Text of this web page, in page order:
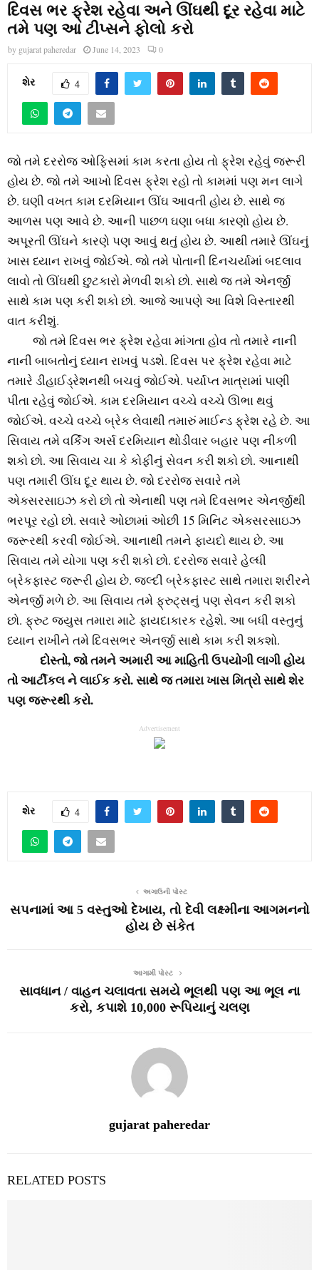
દિવસ ભર ફ્રેશ રહેવા અને ઊંઘથી દૂર રહેવા માટે
તમે પણ આ ટીપ્સને ફોલો કરો
by gujarat paheredar June 14, 2023 0
શેર 4
જો તમે દરરોજ ઓફિસમાં કામ કરતા હોય તો ફ્રેશ રહેવું જરૂરી
હોય છે. જો તમે આખો દિવસ ફ્રેશ રહો તો કામમાં પણ મન લાગે
છે. ઘણી વખત કામ દરમિયાન ઊંઘ આવતી હોય છે. સાથે જ
આળસ પણ આવે છે. આની પાછળ ઘણા બધા કારણો હોય છે.
અપૂરતી ઊંઘને કારણે પણ આવું થતું હોય છે. આથી તમારે ઊંઘનું
ખાસ ધ્યાન રાખવું જોઈએ. જો તમે પોતાની દિનચર્યામાં બદલાવ
લાવો તો ઊંઘથી છુટકારો મેળવી શકો છો. સાથે જ તમે એનર્જી
સાથે કામ પણ કરી શકો છો. આજે આપણે આ વિશે વિસ્તારથી
વાત કરીશું.
‌‌‌‌‌ જો‌ ‌તમે દિવસ ભર ફ્રેશ રહેવા માંગતા હોવ તો તમારે નાની
નાની બાબતોનું ધ્યાન રાખવું પડશે. દિવસ પર ફ્રેશ રહેવા માટે
તમારે ડીહાઈડ્રેશનથી બચવું જોઈએ. પર્યાપ્ત માત્રામાં પાણી
પીતા રહેવું જોઈએ. કામ દરમિયાન વચ્ચે વચ્ચે ઊભા થવું
જોઈએ. વચ્ચે વચ્ચે બ્રેક લેવાથી તમારું માઈન્ડ ફ્રેશ રહે છે. આ
સિવાય તમે વર્કિંગ અર્સ દરમિયાન થોડીવાર બહાર પણ નીકળી
શકો છો. આ સિવાય ચા કે કોફીનું સેવન કરી શકો છો. આનાથી
પણ તમારી ઊંઘ દૂર થાય છે. જો દરરોજ સવારે તમે
એક્સરસાઇઝ કરો છો તો એનાથી પણ તમે દિવસભર એનર્જીથી
ભરપૂર રહો છો. સવારે ઓછામાં ઓછી 15 મિનિટ એક્સરસાઇઝ
જરૂરથી કરવી જોઈએ. આનાથી તમને ફાયદો થાય છે. આ
સિવાય તમે યોગા પણ કરી શકો છો. દરરોજ સવારે હેલ્ધી
બ્રેકફાસ્ટ જરૂરી હોય છે. જલ્દી બ્રેકફાસ્ટ સાથે તમારા શરીરને
એનર્જી મળે છે. આ સિવાય તમે ફ્રુટ્સનું પણ સેવન કરી શકો
છો. ફ્રુટ જ્યુસ તમારા માટે ફાયદાકારક રહેશે. આ બધી વસ્તુનું
ધ્યાન રાખીને તમે દિવસભર એનર્જી સાથે કામ કરી શકશો.
દોસ્તો, જો તમને અમારી આ માહિતી ઉપયોગી લાગી હોય
તો આર્ટીકલ ને લાઈક કરો. સાથે જ તમારા ખાસ મિત્રો સાથે શેર
પણ જરૂરથી કરો.
Advertisement
શેર 4
અગાઉની પોસ્ટ
સપનામાં આ 5 વસ્તુઓ દેખાય, તો દેવી લક્ષ્મીના આગમનનો
હોય છે સંકેત
આગામી પોસ્ટ
સાવધાન / વાહન ચલાવતા સમયે ભૂલથી પણ આ ભૂલ ના
કરો, કપાશે 10,000 રૂપિયાનું ચલણ
gujarat paheredar
RELATED POSTS